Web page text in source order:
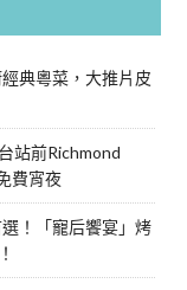
典粵菜，大推片皮
站前Richmond
費宵夜
！「寵后饗宴」烤